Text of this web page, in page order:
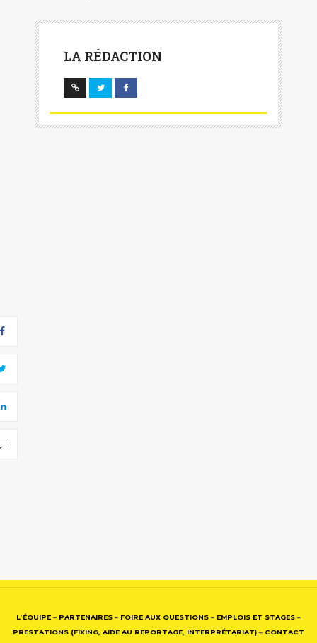
LA RÉDACTION
L’ÉQUIPE – PARTENAIRES – FOIRE AUX QUESTIONS – EMPLOIS ET STAGES –
PRESTATIONS (FIXING, AIDE AU REPORTAGE, INTERPRÉTARIAT) – CONTACT